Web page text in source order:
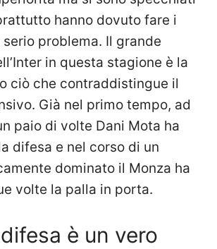
hanno dovuto fare i
problema. Il grande
in questa stagione è la
ciò che contraddistingue il
Già nel primo tempo, ad
paio di volte Dani Mota ha
difesa e nel corso di un
dominato il Monza ha
volte la palla in porta.
è un vero